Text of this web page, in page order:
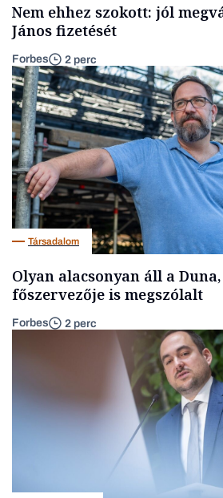
Nem ehhez szokott: jól
János fizetését
Forbes 2 perc
Társadalom
Olyan alacsonyan áll a
főszervezője is megszólalt
Forbes 2 perc